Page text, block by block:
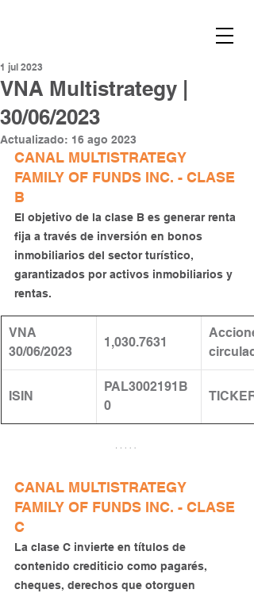
VNA Multistrategy |
30/06/2023
1 jul 2023
Actualizado: 16 ago 2023
CANAL MULTISTRATEGY
FAMILY OF FUNDS INC. - CLASE
B
El objetivo de la clase B es generar renta
fija a través de inversión en bonos
inmobiliarios del sector turístico,
garantizados por activos inmobiliarios y
rentas.
VNA
30/06/2023
1,030.7631
ISIN
PAL3002191B
0
TICKER
CANAL MULTISTRATEGY
FAMILY OF FUNDS INC. - CLASE
C
La clase C invierte en títulos de
contenido crediticio como pagarés,
cheques, derechos que otorguen